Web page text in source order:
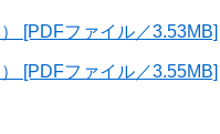
[PDFファイル／3.53MB]
[PDFファイル／3.55MB]